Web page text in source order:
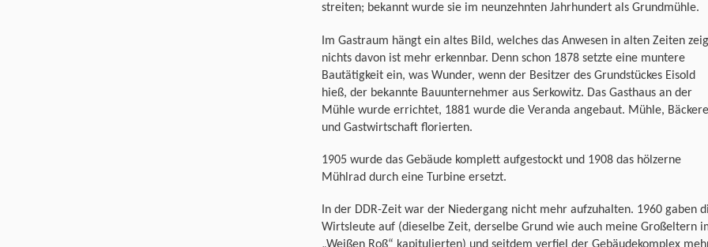
streiten; bekannt wurde sie im neunzehnten Jahrhundert als Grundmühle.
Im Gastraum hängt ein altes Bild, welches das Anwesen in alten Zeiten
nichts davon ist mehr erkennbar. Denn schon 1878 setzte eine muntere
Bautätigkeit ein, was Wunder, wenn der Besitzer des Grundstückes Eisold
hieß, der bekannte Bauunternehmer aus Serkowitz. Das Gasthaus an der
Mühle wurde errichtet, 1881 wurde die Veranda angebaut. Mühle,
und Gastwirtschaft florierten.
1905 wurde das Gebäude komplett aufgestockt und 1908 das hölzerne
Mühlrad durch eine Turbine ersetzt.
In der DDR-Zeit war der Niedergang nicht mehr aufzuhalten. 1960 gaben
Wirtsleute auf (dieselbe Zeit, derselbe Grund wie auch meine Großeltern